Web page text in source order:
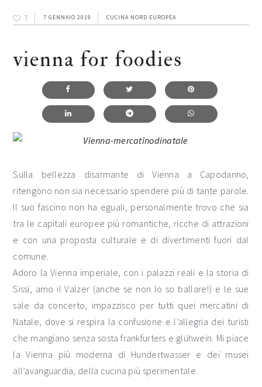
7 7 GENNAIO 2019 CUCINA NORD EUROPEA
vienna for foodies
Sulla bellezza disarmante di Vienna a Capodanno,
ritengono non sia necessario spendere più di tante parole.
Il suo fascino non ha eguali, personalmente trovo che sia
tra le capitali europee più romantiche, ricche di attrazioni
e con una proposta culturale e di divertimenti fuori dal
comune.
Adoro la Vienna imperiale, con i palazzi reali e la storia di
Sissi, amo il Valzer (anche se non lo so ballare!) e le sue
sale da concerto, impazzisco per tutti quei mercatini di
Natale, dove si respira la confusione e l’allegria dei turisti
che mangiano senza sosta frankfurters e glühwein. Mi piace
la Vienna più moderna di Hundertwasser e dei musei
all’avanguardia, della cucina più sperimentale.